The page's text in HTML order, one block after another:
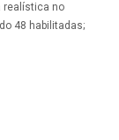
realística no
48 habilitadas;